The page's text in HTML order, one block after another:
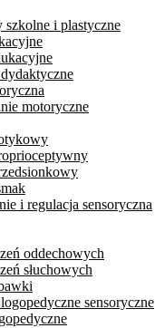
szkolne i plastyczne
motoryczne
i regulacja sensoryczna
oddechowych
słuchowych
sensoryczne